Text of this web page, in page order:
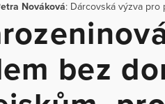
Nováková: Dárcovská výzva pro
bez